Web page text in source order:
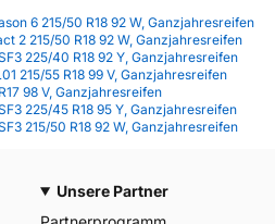
6 215/50 R18 92 W, Ganzjahresreifen
2 215/50 R18 92 W, Ganzjahresreifen
225/40 R18 92 Y, Ganzjahresreifen
215/55 R18 99 V, Ganzjahresreifen
98 V, Ganzjahresreifen
225/45 R18 95 Y, Ganzjahresreifen
215/50 R18 92 W, Ganzjahresreifen
Unsere Partner